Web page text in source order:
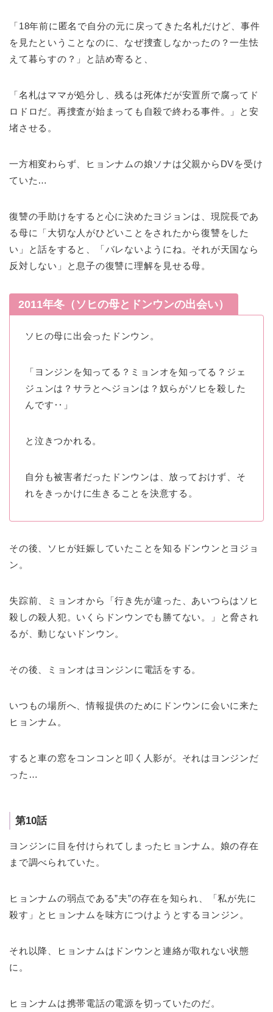
「18年前に匿名で自分の元に戻ってきた名札だけど、事件
を見たということなのに、なぜ捜査しなかったの？一生怯
えて暮らすの？」と詰め寄ると、
「名札はママが処分し、残るは死体だが安置所で腐ってド
ロドロだ。再捜査が始まっても自殺で終わる事件。」と安
堵させる。
一方相変わらず、ヒョンナムの娘ソナは父親からDVを受け
ていた…
復讐の手助けをすると心に決めたヨジョンは、現院長であ
る母に「大切な人がひどいことをされたから復讐をした
い」と話をすると、「バレないようにね。それが天国なら
反対しない」と息子の復讐に理解を見せる母。
2011年冬（ソヒの母とドンウンの出会い）
ソヒの母に出会ったドンウン。
「ヨンジンを知ってる？ミョンオを知ってる？ジェ
ジュンは？サラとへジョンは？奴らがソヒを殺した
んです‥」
と泣きつかれる。
自分も被害者だったドンウンは、放っておけず、そ
れをきっかけに生きることを決意する。
その後、ソヒが妊娠していたことを知るドンウンとヨジョ
ン。
失踪前、ミョンオから「行き先が違った、あいつらはソヒ
殺しの殺人犯。いくらドンウンでも勝てない。」と脅され
るが、動じないドンウン。
その後、ミョンオはヨンジンに電話をする。
いつもの場所へ、情報提供のためにドンウンに会いに来た
ヒョンナム。
すると車の窓をコンコンと叩く人影が。それはヨンジンだ
った…
第10話
ヨンジンに目を付けられてしまったヒョンナム。娘の存在
まで調べられていた。
ヒョンナムの弱点である”夫”の存在を知られ、「私が先に
殺す」とヒョンナムを味方につけようとするヨンジン。
それ以降、ヒョンナムはドンウンと連絡が取れない状態
に。
ヒョンナムは携帯電話の電源を切っていたのだ。